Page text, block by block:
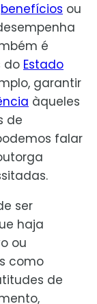
benefícios ou
é
do Estado
garantir
àqueles
de
falar
ser
haja
ou
como
de